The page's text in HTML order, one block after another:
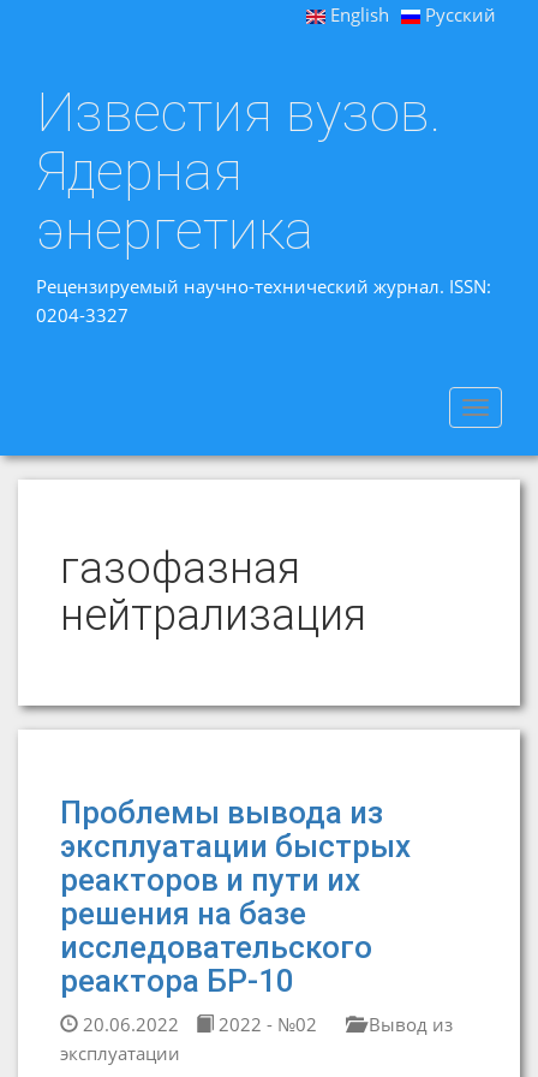
English Русский
Известия вузов.
Ядерная
энергетика
Рецензируемый научно-технический журнал. ISSN:
0204-3327
Toggle
газофазная
нейтрализация
Проблемы вывода из
эксплуатации быстрых
реакторов и пути их
решения на базе
исследовательского
реактора БР-10
20.06.2022 2022 - №02
Вывод из
эксплуатации